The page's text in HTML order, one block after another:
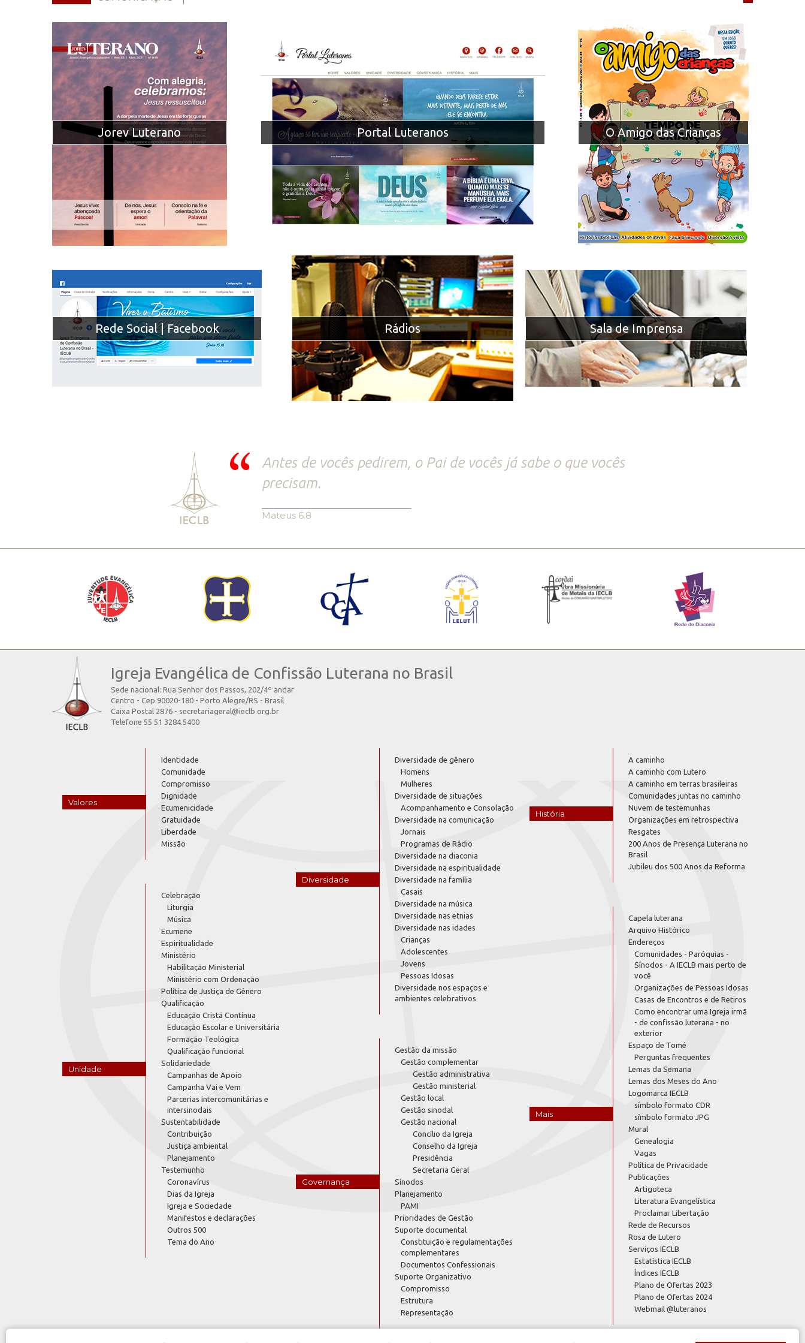
Jorev Luterano Portal Luteranos O Amigo das Crianças
Rede Social | Facebook Rádios Sala de Imprensa
Antes de vocês pedirem, o Pai de vocês já sabe o que vocês
precisam.
Mateus 6.8
Igreja Evangélica de Confissão Luterana no Brasil
Sede nacional: Rua Senhor dos Passos, 202/4º andar
Centro - Cep 90020-180 - Porto Alegre/RS - Brasil
Caixa Postal 2876 - secretariageral@ieclb.org.br
Telefone 55 51 3284.5400
Valores
Identidade
Comunidade
Compromisso
Dignidade
Ecumenicidade
Gratuidade
Liberdade
Missão
Unidade
Celebração
Liturgia
Música
Ecumene
Espiritualidade
Ministério
Habilitação Ministerial
Ministério com Ordenação
Política de Justiça de Gênero
Qualificação
Educação Cristã Contínua
Educação Escolar e Universitária
Formação Teológica
Qualificação funcional
Solidariedade
Campanhas de Apoio
Campanha Vai e Vem
Parcerias intercomunitárias e
intersinodais
Sustentabilidade
Contribuição
Justiça ambiental
Planejamento
Testemunho
Coronavírus
Dias da Igreja
Igreja e Sociedade
Manifestos e declarações
Outros 500
Tema do Ano
Diversidade
Diversidade de gênero
Homens
Mulheres
Diversidade de situações
Acompanhamento e Consolação
Diversidade na comunicação
Jornais
Programas de Rádio
Diversidade na diaconia
Diversidade na espiritualidade
Diversidade na família
Casais
Diversidade na música
Diversidade nas etnias
Diversidade nas idades
Crianças
Adolescentes
Jovens
Pessoas Idosas
Diversidade nos espaços e
ambientes celebrativos
Governança
Gestão da missão
Gestão complementar
Gestão administrativa
Gestão ministerial
Gestão local
Gestão sinodal
Gestão nacional
Concílio da Igreja
Conselho da Igreja
Presidência
Secretaria Geral
Sínodos
Planejamento
PAMI
Prioridades de Gestão
Suporte documental
Constituição e regulamentações
complementares
Documentos Confessionais
Suporte Organizativo
Compromisso
Estrutura
Representação
História
A caminho
A caminho com Lutero
A caminho em terras brasileiras
Comunidades juntas no caminho
Nuvem de testemunhas
Organizações em retrospectiva
Resgates
200 Anos de Presença Luterana no
Brasil
Jubileu dos 500 Anos da Reforma
Mais
Capela luterana
Arquivo Histórico
Endereços
Comunidades - Paróquias -
Sínodos - A IECLB mais perto de
você
Organizações de Pessoas Idosas
Casas de Encontros e de Retiros
Como encontrar uma Igreja irmã
- de confissão luterana - no
exterior
Espaço de Tomé
Perguntas frequentes
Lemas da Semana
Lemas dos Meses do Ano
Logomarca IECLB
símbolo formato CDR
símbolo formato JPG
Mural
Genealogia
Vagas
Política de Privacidade
Publicações
Artigoteca
Literatura Evangelística
Proclamar Libertação
Rede de Recursos
Rosa de Lutero
Serviços IECLB
Estatística IECLB
Índices IECLB
Plano de Ofertas 2023
Plano de Ofertas 2024
Webmail @luteranos